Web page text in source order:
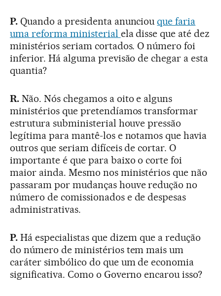
P.Quando a presidenta anunciouque faria
uma reforma ministerial ela disse que até dez
ministérios seriam cortados. O número foi
inferior. Há alguma previsão de chegar a esta
quantia?
R.Não. Nós chegamos a oito e alguns
ministérios que pretendíamos transformar
estrutura subministerial houve pressão
legítima para mantê-los e notamos que havia
outros que seriam difíceis de cortar. O
importante é que para baixo o corte foi
maior ainda. Mesmo nos ministérios que não
passaram por mudanças houve redução no
número de comissionados e de despesas
administrativas.
P.Há especialistas que dizem que a redução
do número de ministérios tem mais um
caráter simbólico do que um de economia
significativa. Como o Governo encarou isso?